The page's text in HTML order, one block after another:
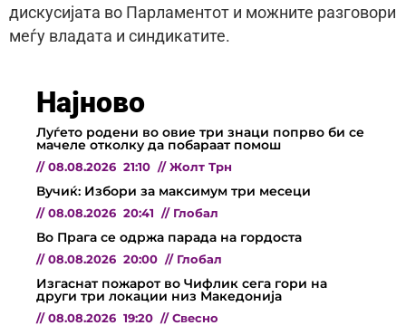
дискусијата во Парламентот и можните разговори
меѓу владата и синдикатите.
Најново
Луѓето родени во овие три знаци попрво би се
мачеле отколку да побараат помош
// 08.08.2026 21:10 // Жолт Трн
Вучиќ: Избори за максимум три месеци
// 08.08.2026 20:41 // Глобал
Во Прага се одржа парада на гордоста
// 08.08.2026 20:00 // Глобал
Изгаснат пожарот во Чифлик сега гори на
други три локации низ Македонија
// 08.08.2026 19:20 // Свесно